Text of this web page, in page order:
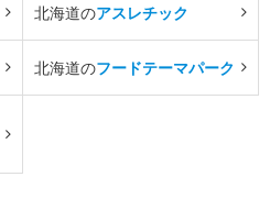
北海道のアスレチック
北海道のフードテーマパーク